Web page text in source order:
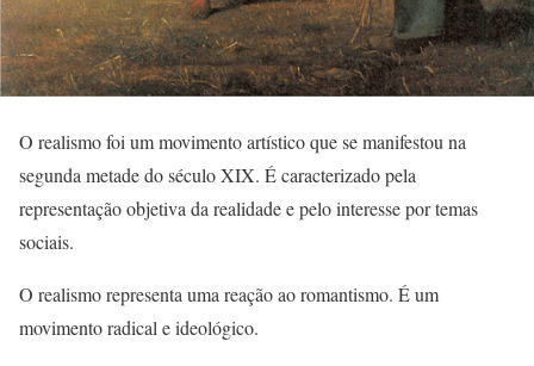
O realismo foi um movimento artístico que se manifestou na
segunda metade do século XIX. É caracterizado pela
representação objetiva da realidade e pelo interesse por temas
sociais.
O realismo representa uma reação ao romantismo. É um
movimento radical e ideológico.